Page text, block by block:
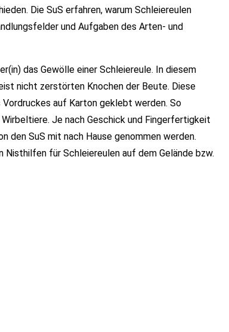
Die SuS erfahren, warum Schleiereulen
und Aufgaben des Arten- und
das Gewölle einer Schleiereule. In diesem
nicht zerstörten Knochen der Beute. Diese
auf Karton geklebt werden. So
Je nach Geschick und Fingerfertigkeit
SuS mit nach Hause genommen werden.
Nisthilfen für Schleiereulen auf dem Gelände bzw.